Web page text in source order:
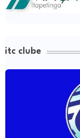
itc clube